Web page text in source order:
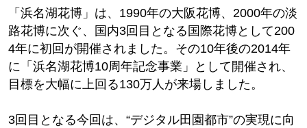
「浜名湖花博」は、1990年の大阪花博、2000年の淡
路花博に次ぐ、国内3回目となる国際花博として200
4年に初回が開催されました。その10年後の2014年
に「浜名湖花博10周年記念事業」として開催され、
目標を大幅に上回る130万人が来場しました。
3回目となる今回は、“デジタル田園都市”の実現に向